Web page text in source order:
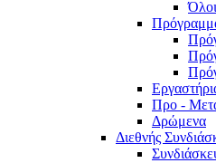
Προ -
Δρώμενα
Διεθνής